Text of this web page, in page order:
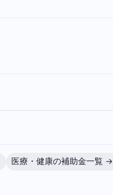
医療・健康の補助金一覧 →